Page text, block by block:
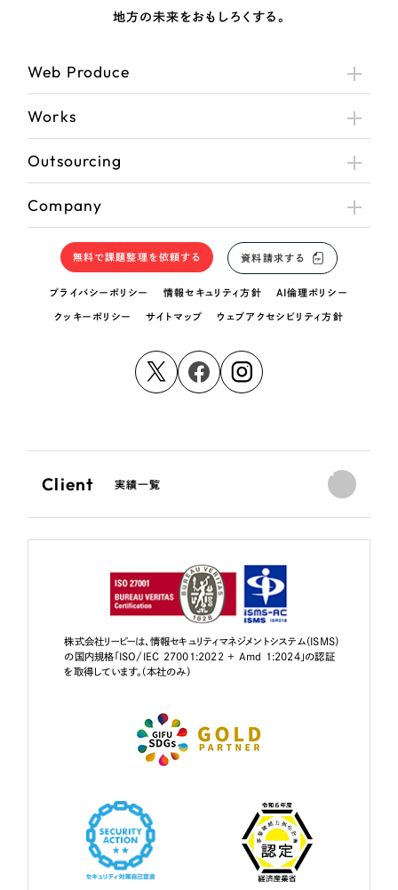
地方の未来をおもしろくする。
Web Produce
Works
Outsourcing
Company
無料で課題整理を依頼する 資料請求する
プライバシーポリシー 情報セキュリティ方針 AI倫理ポリシー
クッキーポリシー サイトマップ ウェブアクセシビリティ方針
Client 実績一覧
株式会社リーピーは、情報セキュリティマネジメントシステム（ISMS）
の国内規格「ISO/IEC 27001:2022 + Amd 1:2024」の認証
を取得しています。（本社のみ）